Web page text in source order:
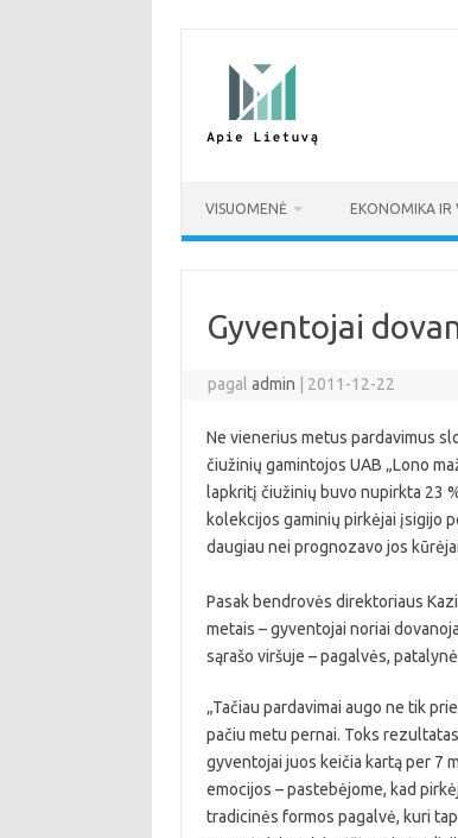
VISUOMENĖ EKONOMIKA IR
Gyventojai
pagaladmin 2011-12-22
Ne vienerius metus pardavimus
čiužinių gamintojos UAB „Lono
lapkritį čiužinių buvo nupirkta 23
kolekcijos gaminių pirkėjai įsigijo
daugiau nei prognozavo jos
Pasak bendrovės direktoriaus
metais – gyventojai noriai
sąrašo viršuje – pagalvės,
„Tačiau pardavimai augo ne tik
pačiu metu pernai. Toks
gyventojai juos keičia kartą per 7
emocijos – pastebėjome, kad
tradicinės formos pagalvė, kuri